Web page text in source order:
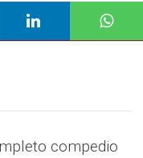
compedio